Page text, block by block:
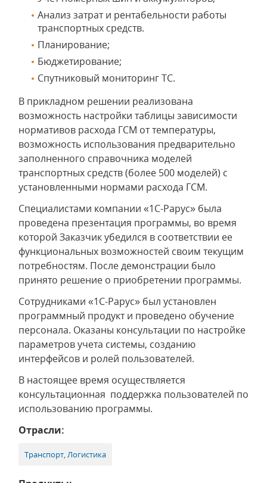
Анализ затрат и рентабельности работы
транспортных средств.
Планирование;
Бюджетирование;
Спутниковый мониторинг ТС.
В прикладном решении реализована
возможность настройки таблицы зависимости
нормативов расхода ГСМ от температуры,
возможность использования предварительно
заполненного справочника моделей
транспортных средств (более 500 моделей) с
установленными нормами расхода ГСМ.
Специалистами компании «1С-Рарус» была
проведена презентация программы, во время
которой Заказчик убедился в соответствии ее
функциональных возможностей своим текущим
потребностям. После демонстрации было
принято решение о приобретении программы.
Сотрудниками «1С-Рарус» был установлен
программный продукт и проведено обучение
персонала. Оказаны консультации по настройке
параметров учета системы, созданию
интерфейсов и ролей пользователей.
В настоящее время осуществляется
консультационная поддержка пользователей по
использованию программы.
Отрасли:
Транспорт, Логистика